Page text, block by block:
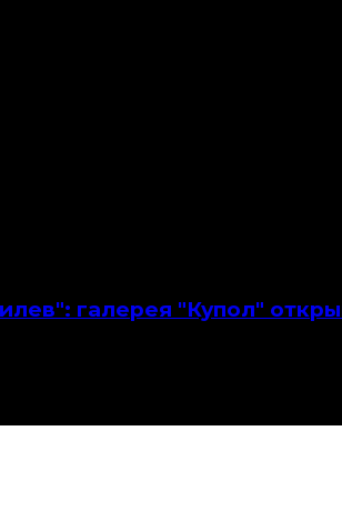
галерея "Купол"
XX века и современных